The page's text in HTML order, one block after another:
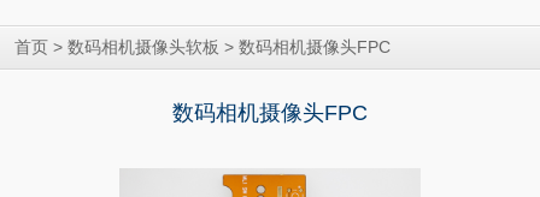
首页 > 数码相机摄像头软板 > 数码相机摄像头FPC
数码相机摄像头FPC